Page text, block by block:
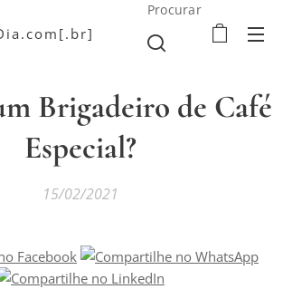
Procurar
Brigadeiro de Café
Especial?
15/02/2021